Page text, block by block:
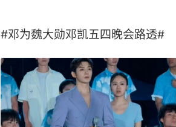
#邓为魏大勋邓凯五四晚会路透# ​